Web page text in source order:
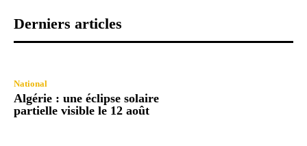
Derniers articles
National
Algérie : une éclipse solaire
partielle visible le 12 août